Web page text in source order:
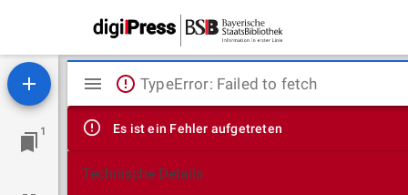
1
Mirador
Viewer
TypeError: Failed to fetch
Es ist ein Fehler aufgetreten
Technische Details